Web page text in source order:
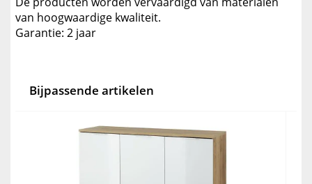
van hoogwaardige kwaliteit.
Garantie: 2 jaar
Bijpassende artikelen